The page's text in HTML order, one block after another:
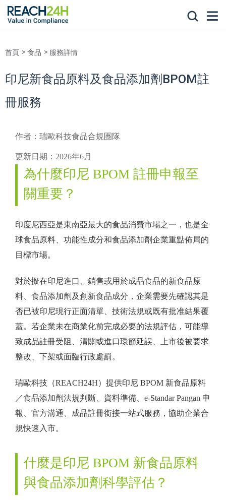
首頁 食品 服務詳情
印尼新食品原料及食品添加劑BPOM註
冊服務
作者：瑞歐科技食品合規團隊
更新日期：2026年6月
為什麼印尼 BPOM 註冊申報至
關重要？
印度尼西亞是東南亞最大的食品消費市場之一，也是全
球食品原料、功能性成分和食品添加劑企業重點佈局的
目標市場。
對於擬在印尼進口、銷售或用於成品食品的新食品原
料、食品添加劑及創新食品成分，企業需要先確認其是
否已被印尼現行正面清單、技術法規或既有批准結果覆
蓋。若企業未在商業化前完成必要的法規評估，可能導
致成品註冊受阻、清關或進口環節延誤、上市後被要求
整改、下架或面臨行政處罰。
瑞歐科技（REACH24H）提供印尼 BPOM 新食品原料
／食品添加劑法規判斷、資料準備、e-Standar Pangan 申
報、官方溝通、成品註冊銜接一站式服務，協助企業合
規快速入市。
什麼是印尼 BPOM 新食品原料
與食品添加劑科學評估？